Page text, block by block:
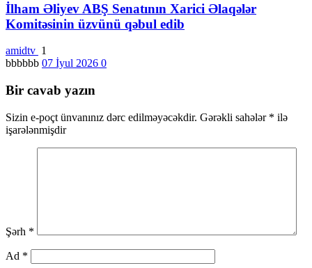
İlham Əliyev ABŞ Senatının Xarici Əlaqələr
Komitəsinin üzvünü qəbul edib
amidtv 1
bbbbbb 07 İyul 2026 0
Bir cavab yazın
Sizin e-poçt ünvanınız dərc edilməyəcəkdir. Gərəkli sahələr * ilə
işarələnmişdir
Şərh *
Ad *